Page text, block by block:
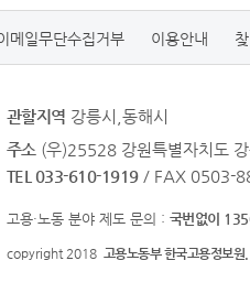
메일무단수집거부 이용안내
관할지역 강릉시,동해시
주소 (우)25528 강원특별자치도
TEL 033-610-1919 / FAX 0503-
고용·노동 분야 제도 문의 : 국번없이
copyright 2018 고용노동부 한국고용정보원.